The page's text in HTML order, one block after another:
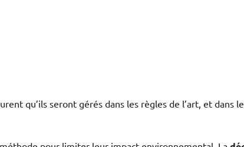
qu’ils seront gérés dans les règles de l’art, et dans